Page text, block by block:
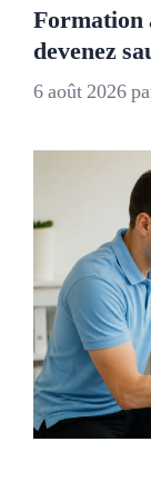
Formation
devenez
6 août 2026